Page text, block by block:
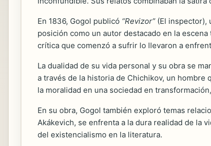
En 1836, Gogol publicó “Revizor” (El inspector),
posición como un autor destacado en la
crítica que comenzó a sufrir lo llevaron a
La dualidad de su vida personal y su obra se
a través de la historia de Chichikov, un hombre
la moralidad en una sociedad en
En su obra, Gogol también exploró temas
Akákevich, se enfrenta a la dura realidad de la
del existencialismo en la literatura.